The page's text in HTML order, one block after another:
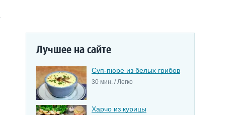
Лучшее на сайте
Суп-пюре из белых грибов
30 мин. / Легко
Харчо из курицы